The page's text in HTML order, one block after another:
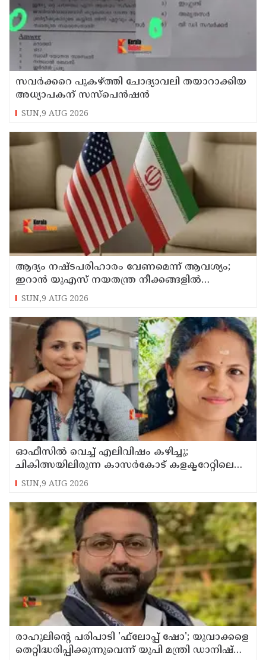
സവര്‍ക്കറെ പുകഴ്ത്തി ചോദ്യാവലി തയാറാക്കിയ
അധ്യാപകന് സസ്‌പെന്‍ഷന്‍
SUN,9 AUG 2026
ആദ്യം നഷ്ടപരിഹാരം വേണമെന്ന് ആവശ്യം;
ഇറാന്‍ യുഎസ് നയതന്ത്ര നീക്കങ്ങളില്‍
അനിശ്ചിതത്വം
SUN,9 AUG 2026
ഓഫീസില്‍ വെച്ച് എലിവിഷം കഴിച്ചു;
ചികിത്സയിലിരുന്ന കാസര്‍കോട് കളക്ടറേറ്റിലെ
സീനിയര്‍ ക്ലര്‍ക്ക് മരിച്ചു
SUN,9 AUG 2026
രാഹുലിന്റെ പരിപാടി 'ഫ്‌ലോപ്പ് ഷോ'; യുവാക്കളെ
തെറ്റിദ്ധരിപ്പിക്കുന്നുവെന്ന് യുപി മന്ത്രി ഡാനിഷ്